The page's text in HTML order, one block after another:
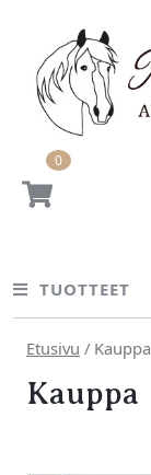
content
ostoskori
0
TUOTTEET
Etusivu / Kauppa
Kauppa